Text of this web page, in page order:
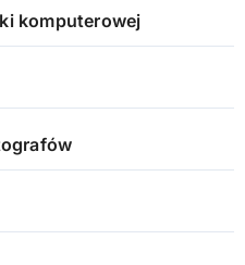
komputerowej